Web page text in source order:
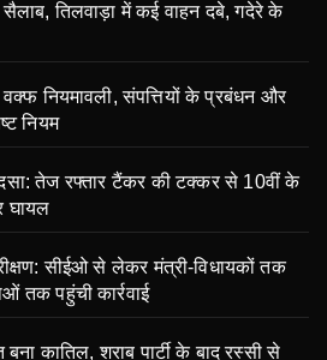
तिलवाड़ा में कई वाहन दबे, गदेरे के
वक्फ नियमावली, संपत्तियों के प्रबंधन और
नियम
तेज रफ्तार टैंकर की टक्कर से 10वीं के
घायल
सीईओ से लेकर मंत्री-विधायकों तक
तक पहुंची कार्रवाई
कातिल, शराब पार्टी के बाद रस्सी से